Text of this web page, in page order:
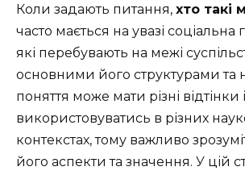
Коли задають питання, хто такі
часто мається на увазі
які перебувають на межі
основними його структурами
поняття може мати різні відтінки і
використовуватись в різних
контекстах, тому важливо
його аспекти та значення. У цій